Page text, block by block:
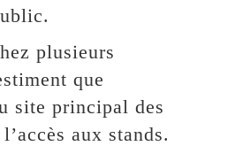
plusieurs
que
site principal des
aux stands.